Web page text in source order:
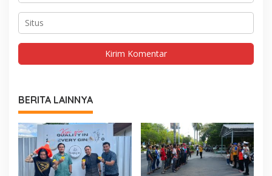
BERITA LAINNYA